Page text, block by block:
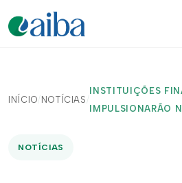
INÍCIO/ NOTÍCIAS /
INSTITUIÇÕES
IMPULSIONARÃO
NOTÍCIAS